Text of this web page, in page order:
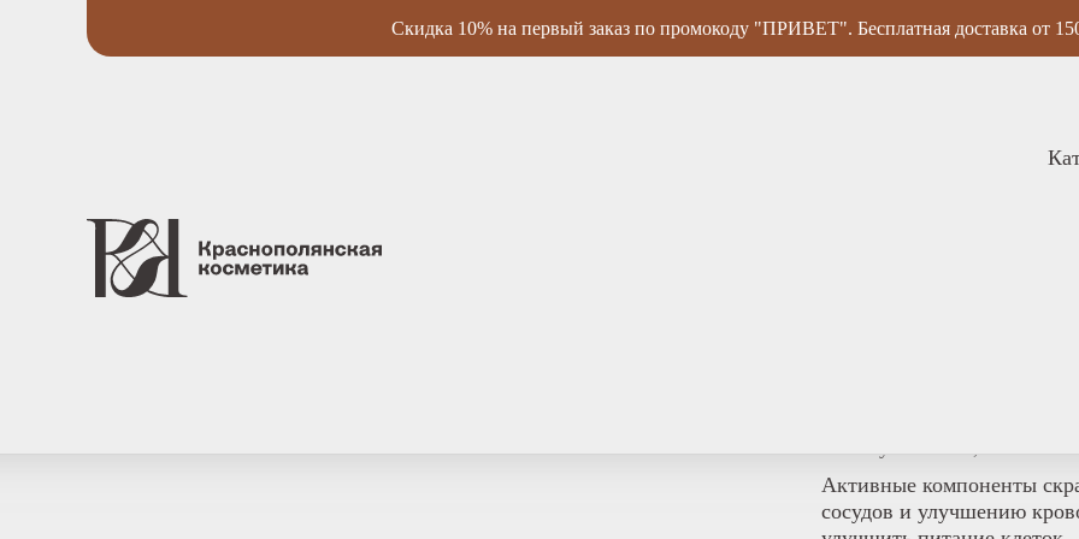
Скидка 10% на первый заказ по промокоду "ПРИВЕТ". Бесплатная доставка от
Активные компоненты
сосудов и улучшению